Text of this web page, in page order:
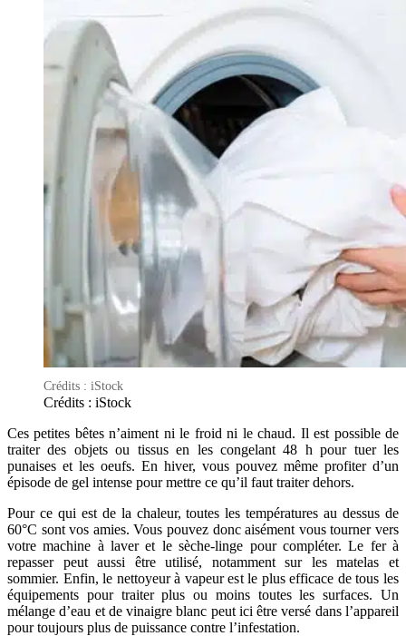
Crédits : iStock
Crédits : iStock
Ces petites bêtes n’aiment ni le froid ni le chaud. Il est possible de
traiter des objets ou tissus en les congelant 48 h pour tuer les
punaises et les oeufs. En hiver, vous pouvez même profiter d’un
épisode de gel intense pour mettre ce qu’il faut traiter dehors.
Pour ce qui est de la chaleur, toutes les températures au dessus de
60°C sont vos amies. Vous pouvez donc aisément vous tourner vers
votre machine à laver et le sèche-linge pour compléter. Le fer à
repasser peut aussi être utilisé, notamment sur les matelas et
sommier. Enfin, le nettoyeur à vapeur est le plus efficace de tous les
équipements pour traiter plus ou moins toutes les surfaces. Un
mélange d’eau et de vinaigre blanc peut ici être versé dans l’appareil
pour toujours plus de puissance contre l’infestation.